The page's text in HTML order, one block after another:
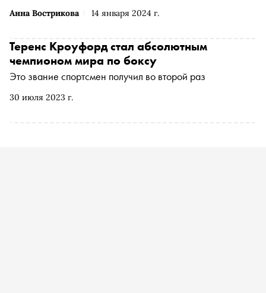
Анна Вострикова 14 января 2024 г.
30 июля 2023 г.
Теренс Кроуфорд стал абсолютным
чемпионом мира по боксу
Это звание спортсмен получил во второй раз